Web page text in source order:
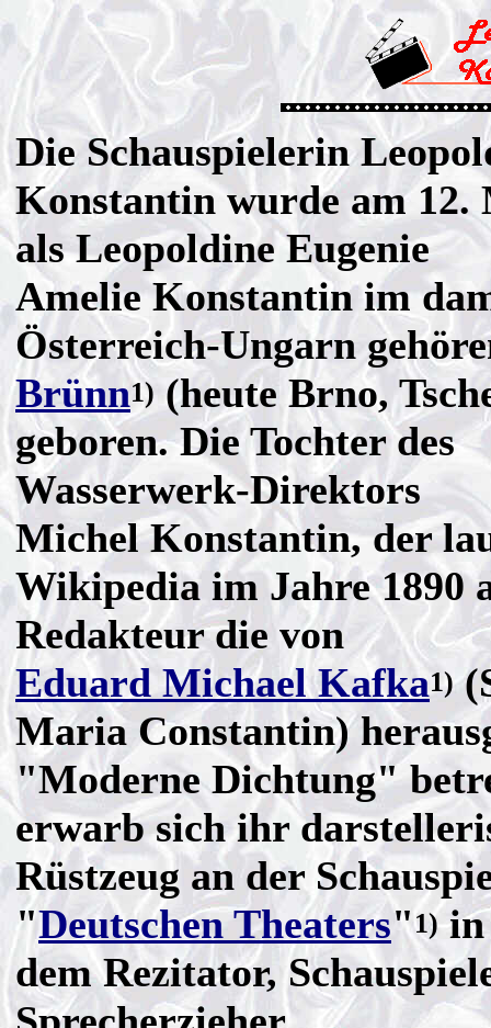
Die Schauspielerin
Konstantin wurde am 12.
als Leopoldine Eugenie
Amelie Konstantin im
Österreich-Ungarn
Brünn1) (heute Brno,
geboren. Die Tochter des
Wasserwerk-Direktors
Michel Konstantin, der
Wikipedia im Jahre 1890
Redakteur die von
Eduard Michael Kafka1)
Maria Constantin)
"Moderne Dichtung"
erwarb sich ihr
Rüstzeug an der
"Deutschen Theaters"1)in
dem Rezitator,